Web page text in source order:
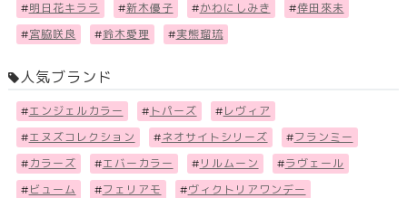
#明日花キララ #新木優子 #かわにしみき #倖田來未
#宮脇咲良 #鈴木愛理 #実熊瑠琉
人気ブランド
#エンジェルカラー # トパーズ # レヴィア
#エヌズコレクション #ネオサイトシリーズ #フランミー
# カラーズ #エバーカラー # リルムーン #ラヴェール
# ビューム #フェリアモ #ヴィクトリアワンデー